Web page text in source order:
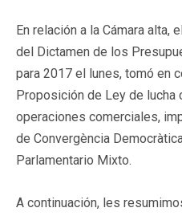
En relación a la Cámara alta,
del Dictamen de los
para 2017 el lunes, tomó en
Proposición de Ley de lucha
operaciones comerciales,
de Convergència
Parlamentario Mixto.
A continuación, les